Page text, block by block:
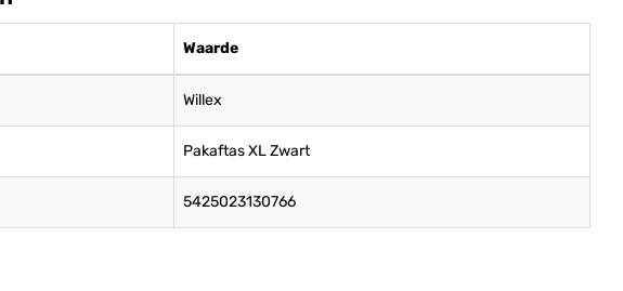
Waarde
Willex
Pakaftas XL Zwart
5425023130766